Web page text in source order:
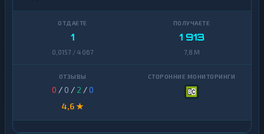
1
0,0157 / 4 067
1 913
7,8 M
0 / 0 / 2 /0
4,6 ★